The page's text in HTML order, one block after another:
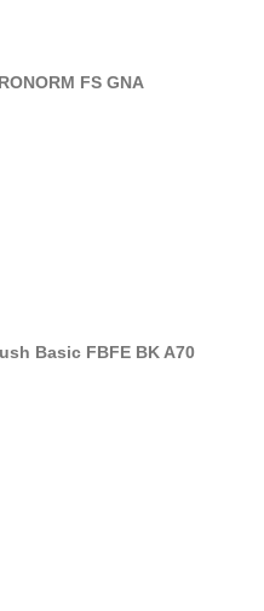
FS GNA
Basic FBFE BK A70